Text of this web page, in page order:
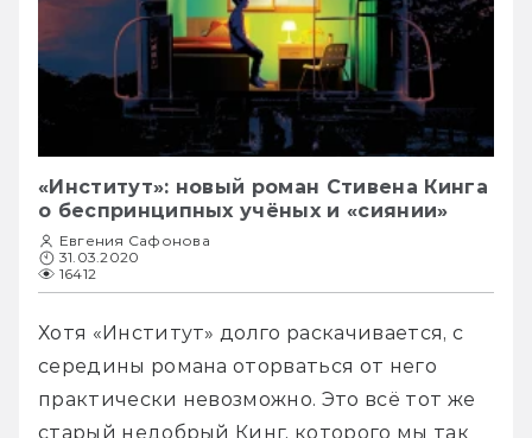
«Институт»: новый роман Стивена Кинга
о беспринципных учёных и «сиянии»
Евгения Сафонова
31.03.2020
16412
Хотя «Институт» долго раскачивается, с
середины романа оторваться от него
практически невозможно. Это всё тот же
старый недобрый Кинг, которого мы так